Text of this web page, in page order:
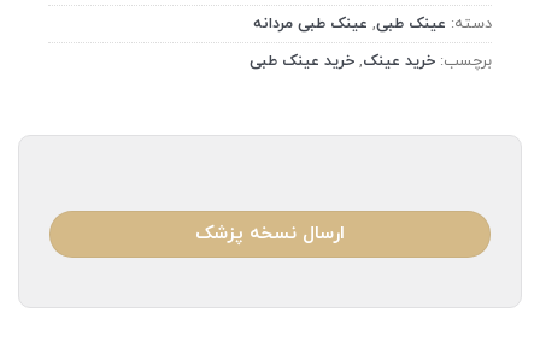
دسته: عینک طبی, عینک طبی مردانه
برچسب: خرید عینک, خرید عینک طبی
ارسال نسخه پزشک